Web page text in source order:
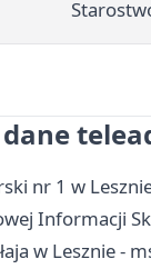
nr 1 w
Informacji
w Lesznie -